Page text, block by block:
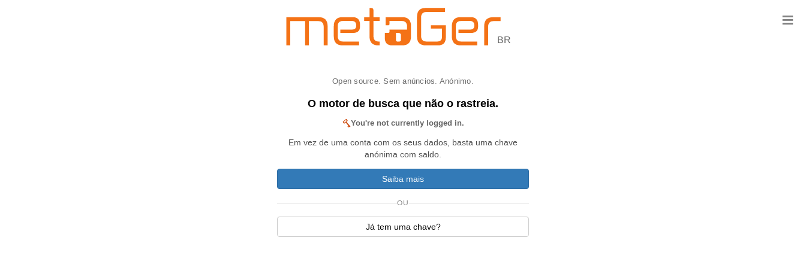
BR
Open source. Sem anúncios. Anónimo.
O motor de busca que não o rastreia.
You're not currently logged in.
Em vez de uma conta com os seus dados, basta uma chave
anónima com saldo.
Saiba mais
OU
Já tem uma chave?
≡